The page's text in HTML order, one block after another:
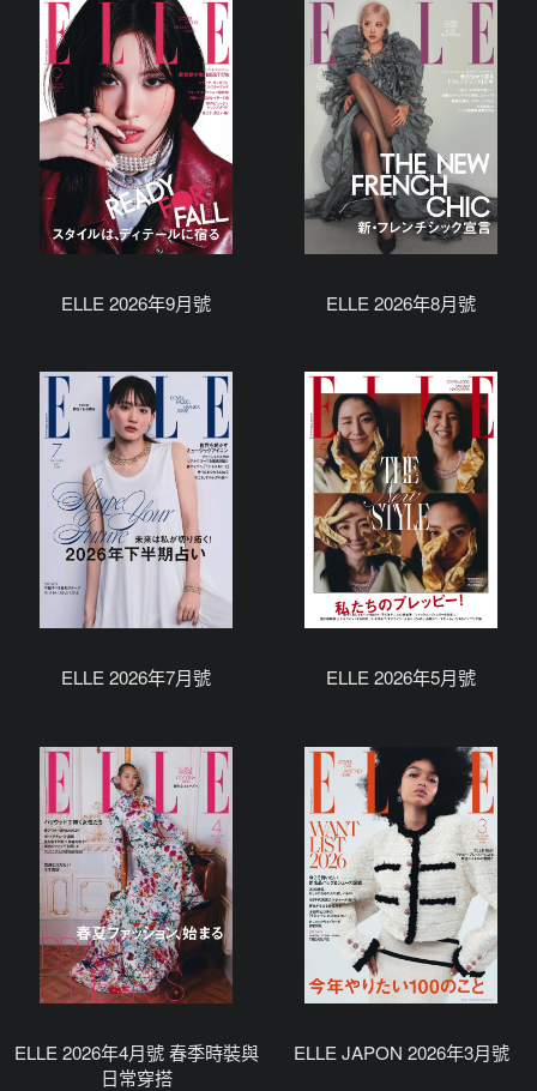
ELLE 2026年9月號 ELLE 2026年8月號
ELLE 2026年7月號 ELLE 2026年5月號
ELLE 2026年4月號 春季時裝與
日常穿搭
ELLE JAPON 2026年3月號